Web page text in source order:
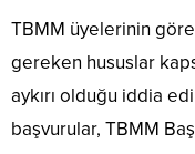
TBMM üyelerinin
gereken hususlar
aykırı olduğu iddia
başvurular, TBMM